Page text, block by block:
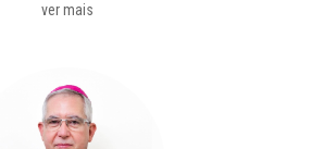
ver mais